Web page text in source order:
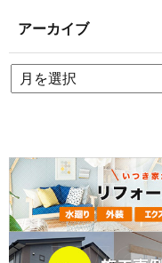
アーカイブ